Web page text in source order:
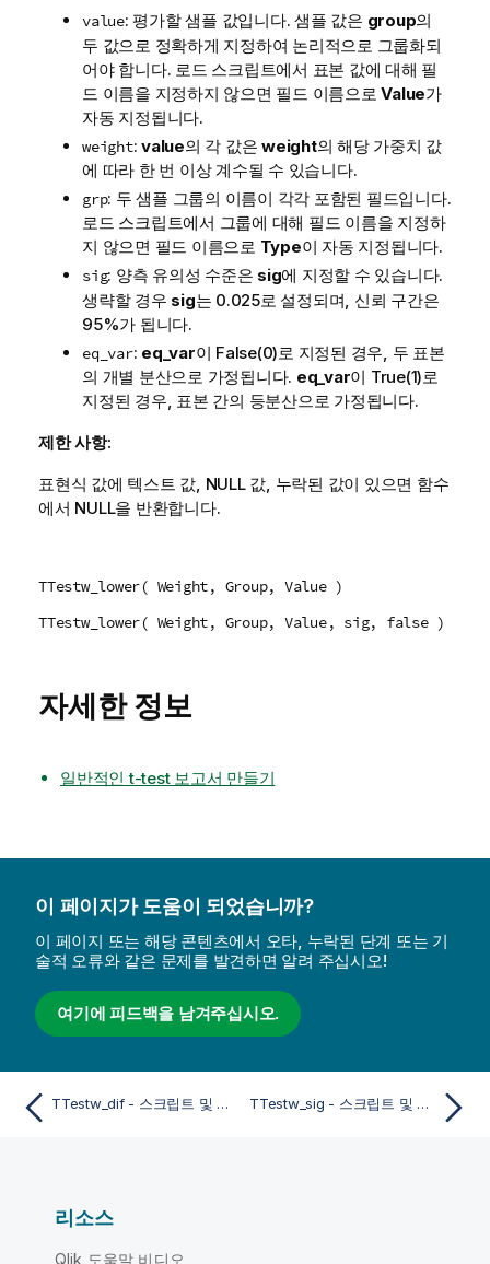
value: 평가할 샘플 값입니다. 샘플 값은 group의
두 값으로 정확하게 지정하여 논리적으로 그룹화되
어야 합니다. 로드 스크립트에서 표본 값에 대해 필
드 이름을 지정하지 않으면 필드 이름으로Value가
자동 지정됩니다.
weight: value의 각 값은 weight의 해당 가중치 값
에 따라 한 번 이상 계수될 수 있습니다.
grp: 두 샘플 그룹의 이름이 각각 포함된 필드입니다.
로드 스크립트에서 그룹에 대해 필드 이름을 지정하
지 않으면 필드 이름으로 Type이 자동 지정됩니다.
sig: 양측 유의성 수준은 sig에 지정할 수 있습니다.
생략할 경우 sig는 0.025로 설정되며, 신뢰 구간은
95%가 됩니다.
eq_var: eq_var이 False(0)로 지정된 경우, 두 표본
의 개별 분산으로 가정됩니다. eq_var이 True(1)로
지정된 경우, 표본 간의 등분산으로 가정됩니다.
제한 사항:
표현식 값에 텍스트 값, NULL값, 누락된 값이 있으면 함수
에서 NULL을 반환합니다.
TTestw_lower( Weight, Group, Value )
TTestw_lower( Weight, Group, Value, sig, false )
자세한 정보
일반적인 t-test 보고서 만들기
이 페이지가 도움이 되었습니까?
이 페이지 또는 해당 콘텐츠에서 오타, 누락된 단계 또는 기
술적 오류와 같은 문제를 발견하면 알려 주십시오!
여기에 피드백을 남겨주십시오.
TTestw_dif - 스크립트 및 차트 함수 TTestw_sig - 스크립트 및 차트 함수
리소스
Qlik 도움말 비디오